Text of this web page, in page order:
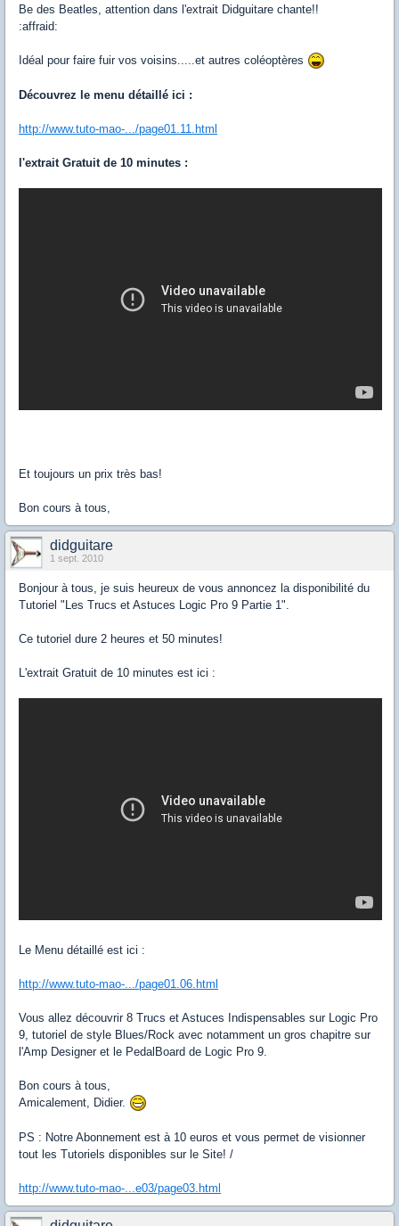
Be des Beatles, attention dans l'extrait Didguitare chante!!
:affraid:
Idéal pour faire fuir vos voisins.....et autres coléoptères
Découvrez le menu détaillé ici :
http://www.tuto-mao-.../page01.11.html
l'extrait Gratuit de 10 minutes :
Et toujours un prix très bas!
Bon cours à tous,
didguitare
1 sept. 2010
Bonjour à tous, je suis heureux de vous annoncez la disponibilité du
Tutoriel "Les Trucs et Astuces Logic Pro 9 Partie 1".
Ce tutoriel dure 2 heures et 50 minutes!
L'extrait Gratuit de 10 minutes est ici :
Le Menu détaillé est ici :
http://www.tuto-mao-.../page01.06.html
Vous allez découvrir 8 Trucs et Astuces Indispensables sur Logic Pro
9, tutoriel de style Blues/Rock avec notamment un gros chapitre sur
l'Amp Designer et le PedalBoard de Logic Pro 9.
Bon cours à tous,
Amicalement, Didier.
PS : Notre Abonnement est à 10 euros et vous permet de visionner
tout les Tutoriels disponibles sur le Site! /
http://www.tuto-mao-...e03/page03.html